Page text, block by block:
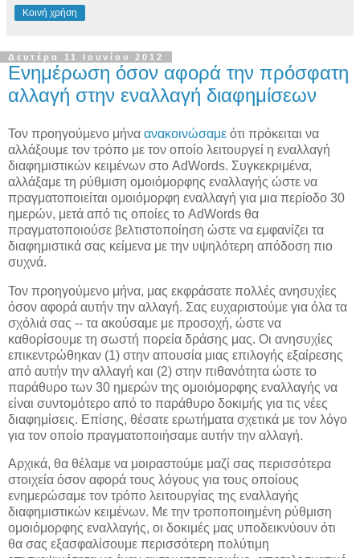
Κοινή χρήση
Δευτέρα 11 Ιουνίου 2012
Ενημέρωση όσον αφορά την πρόσφατη
αλλαγή στην εναλλαγή διαφημίσεων
Τον προηγούμενο μήνα ανακοινώσαμε ότι πρόκειται να
αλλάξουμε τον τρόπο με τον οποίο λειτουργεί η εναλλαγή
διαφημιστικών κειμένων στο AdWords. Συγκεκριμένα,
αλλάξαμε τη ρύθμιση ομοιόμορφης εναλλαγής ώστε να
πραγματοποιείται ομοιόμορφη εναλλαγή για μια περίοδο 30
ημερών, μετά από τις οποίες το AdWords θα
πραγματοποιούσε βελτιστοποίηση ώστε να εμφανίζει τα
διαφημιστικά σας κείμενα με την υψηλότερη απόδοση πιο
συχνά.
Τον προηγούμενο μήνα, μας εκφράσατε πολλές ανησυχίες
όσον αφορά αυτήν την αλλαγή. Σας ευχαριστούμε για όλα τα
σχόλιά σας -- τα ακούσαμε με προσοχή, ώστε να
καθορίσουμε τη σωστή πορεία δράσης μας. Οι ανησυχίες
επικεντρώθηκαν (1) στην απουσία μιας επιλογής εξαίρεσης
από αυτήν την αλλαγή και (2) στην πιθανότητα ώστε το
παράθυρο των 30 ημερών της ομοιόμορφης εναλλαγής να
είναι συντομότερο από το παράθυρο δοκιμής για τις νέες
διαφημίσεις. Επίσης, θέσατε ερωτήματα σχετικά με τον λόγο
για τον οποίο πραγματοποιήσαμε αυτήν την αλλαγή.
Αρχικά, θα θέλαμε να μοιραστούμε μαζί σας περισσότερα
στοιχεία όσον αφορά τους λόγους για τους οποίους
ενημερώσαμε τον τρόπο λειτουργίας της εναλλαγής
διαφημιστικών κειμένων. Με την τροποποιημένη ρύθμιση
ομοιόμορφης εναλλαγής, οι δοκιμές μας υποδεικνύουν ότι
θα σας εξασφαλίσουμε περισσότερη πολύτιμη